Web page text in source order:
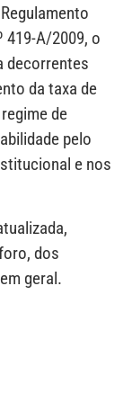
419-A/2009, o
decorrentes
da taxa de
de
pelo
e nos
dos
geral.